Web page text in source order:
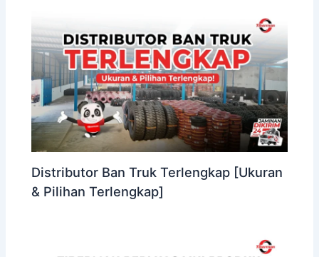
Distributor Ban Truk Terlengkap [Ukuran
& Pilihan Terlengkap]